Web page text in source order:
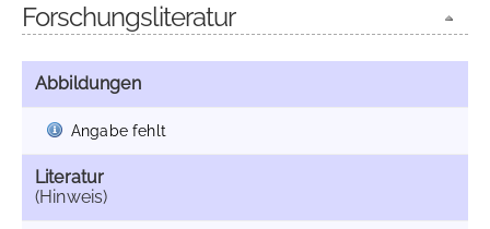
Forschungsliteratur
Abbildungen
Angabe fehlt
Literatur
(Hinweis)